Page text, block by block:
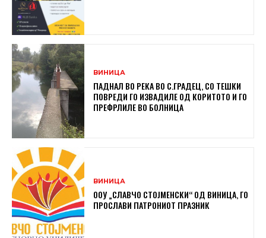
ВИНИЦА
ПАДНАЛ ВО РЕКА ВО С.ГРАДЕЦ, СО ТЕШКИ
ПОВРЕДИ ГО ИЗВАДИЛЕ ОД КОРИТОТО И ГО
ПРЕФРЛИЛЕ ВО БОЛНИЦА
ВИНИЦА
ООУ „СЛАВЧО СТОЈМЕНСКИ“ ОД ВИНИЦА, ГО
ПРОСЛАВИ ПАТРОНИОТ ПРАЗНИК